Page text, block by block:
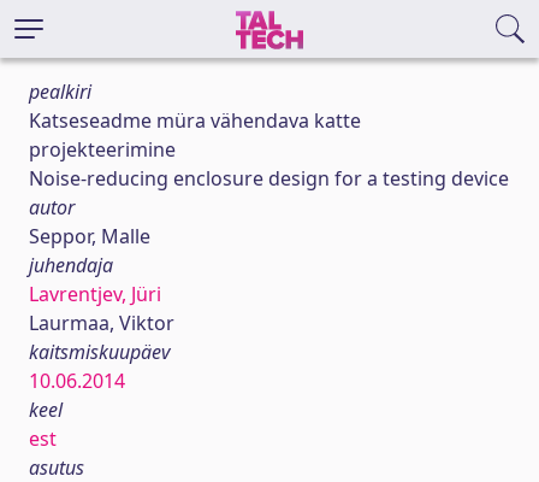
pealkiri
Katseseadme müra vähendava katte
projekteerimine
Noise-reducing enclosure design for a testing device
autor
Seppor, Malle
juhendaja
Lavrentjev, Jüri
Laurmaa, Viktor
kaitsmiskuupäev
10.06.2014
keel
est
asutus